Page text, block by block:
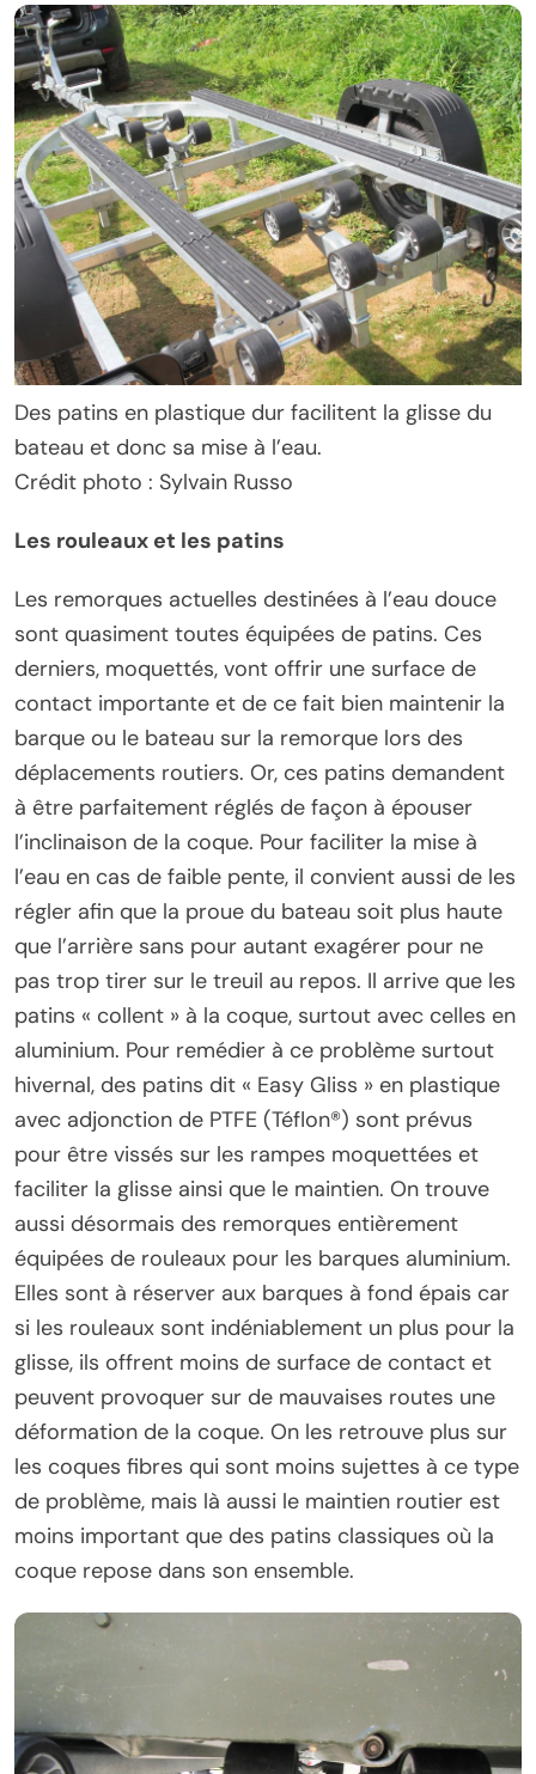
Des patins en plastique dur facilitent la glisse du
bateau et donc sa mise à l’eau.
Crédit photo : Sylvain Russo
Les rouleaux et les patins
Les remorques actuelles destinées à l’eau douce
sont quasiment toutes équipées de patins. Ces
derniers, moquettés, vont offrir une surface de
contact importante et de ce fait bien maintenir la
barque ou le bateau sur la remorque lors des
déplacements routiers. Or, ces patins demandent
à être parfaitement réglés de façon à épouser
l’inclinaison de la coque. Pour faciliter la mise à
l’eau en cas de faible pente, il convient aussi de les
régler afin que la proue du bateau soit plus haute
que l’arrière sans pour autant exagérer pour ne
pas trop tirer sur le treuil au repos. Il arrive que les
patins « collent » à la coque, surtout avec celles en
aluminium. Pour remédier à ce problème surtout
hivernal, des patins dit « Easy Gliss » en plastique
avec adjonction de PTFE (Téflon®) sont prévus
pour être vissés sur les rampes moquettées et
faciliter la glisse ainsi que le maintien. On trouve
aussi désormais des remorques entièrement
équipées de rouleaux pour les barques aluminium.
Elles sont à réserver aux barques à fond épais car
si les rouleaux sont indéniablement un plus pour la
glisse, ils offrent moins de surface de contact et
peuvent provoquer sur de mauvaises routes une
déformation de la coque. On les retrouve plus sur
les coques fibres qui sont moins sujettes à ce type
de problème, mais là aussi le maintien routier est
moins important que des patins classiques où la
coque repose dans son ensemble.